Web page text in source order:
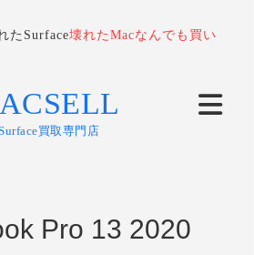
たSurface壊れたMacなんでも買い
買取専門店
Pro 13 2020